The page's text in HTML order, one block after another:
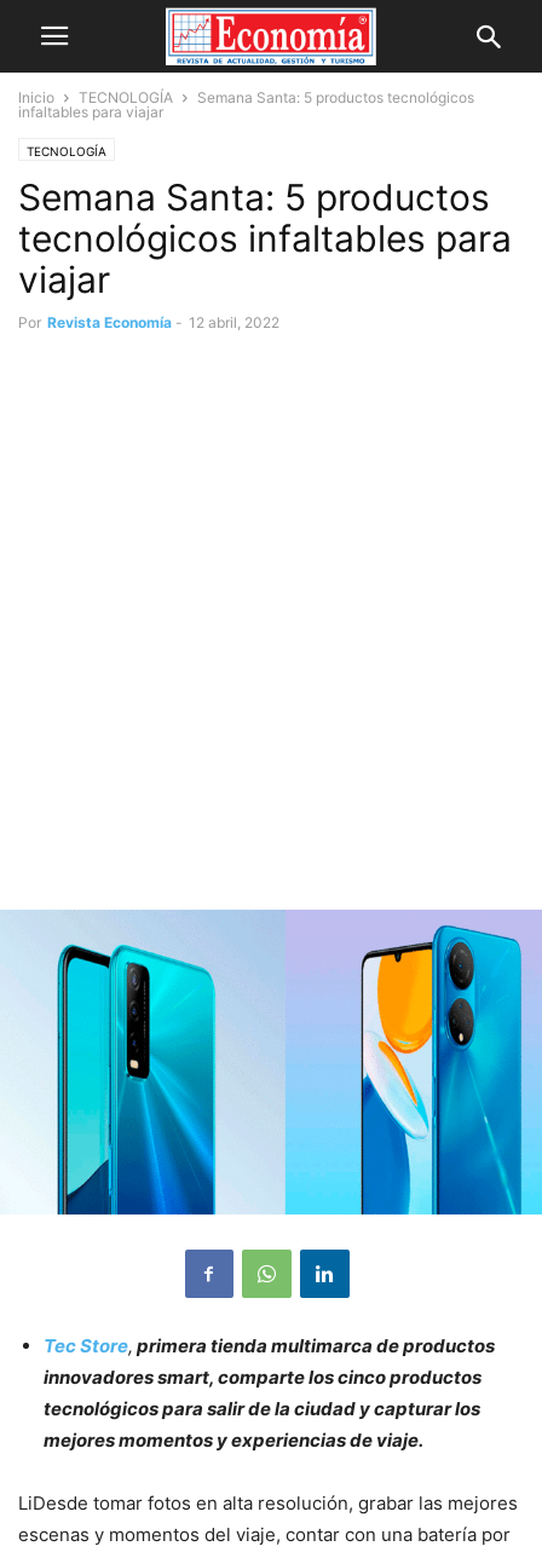
Inicio TECNOLOGÍA
Semana Santa: 5 productos tecnológicos
infaltables para viajar
TECNOLOGÍA
Semana Santa: 5 productos
tecnológicos infaltables para
viajar
Por Revista Economía - 12 abril, 2022
Tec Store, primera tienda multimarca de productos
innovadores smart, comparte los cinco productos
tecnológicos para salir de la ciudad y capturar los
mejores momentos y experiencias de viaje.
LiDesde tomar fotos en alta resolución, grabar las mejores
escenas y momentos del viaje, contar con una batería por